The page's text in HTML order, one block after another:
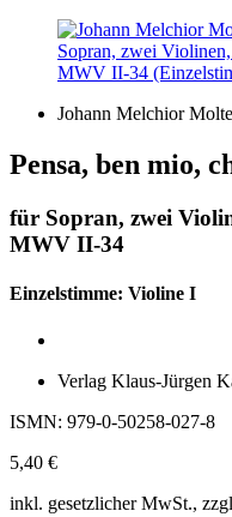
Johann Melchior
Pensa, ben mio,
für Sopran, zwei
MWV II-34
Einzelstimme: Violine I
Verlag Klaus-Jürgen
ISMN: 979-0-50258-027-8
5,40 €
inkl. gesetzlicher MwSt.,